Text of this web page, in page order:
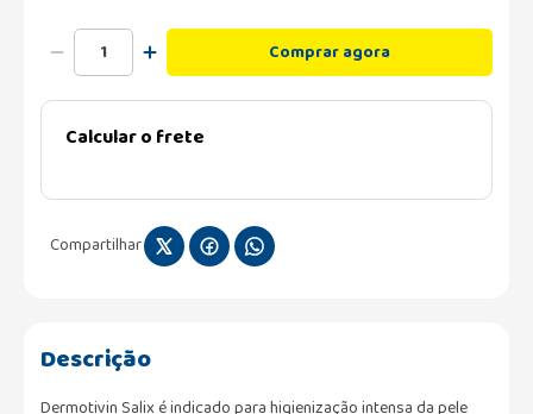
Comprar agora
Calcular o frete
Compartilhar
Descrição
Dermotivin Salix é indicado para higienização intensa da pele